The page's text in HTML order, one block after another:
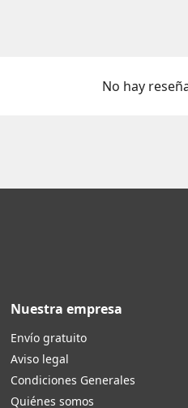
No hay
Nuestra empresa
Envío gratuito
Aviso legal
Condiciones Generales
Quiénes somos